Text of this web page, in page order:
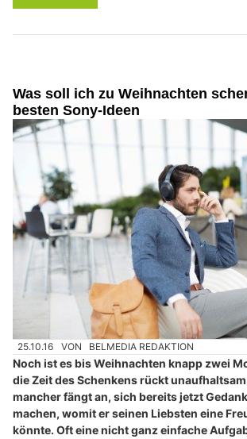
Was soll ich zu Weihnachten
besten Sony-Ideen
25.10.16 VON BELMEDIA REDAKTION
Noch ist es bis Weihnachten knapp zwei
die Zeit des Schenkens rückt
mancher fängt an, sich bereits jetzt
machen, womit er seinen Liebsten eine
könnte. Oft eine nicht ganz einfache